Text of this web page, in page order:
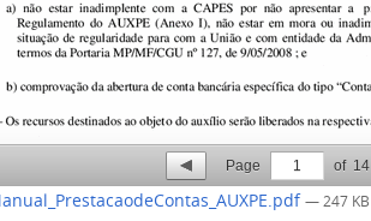
Page 1 of 14
— 247 KB